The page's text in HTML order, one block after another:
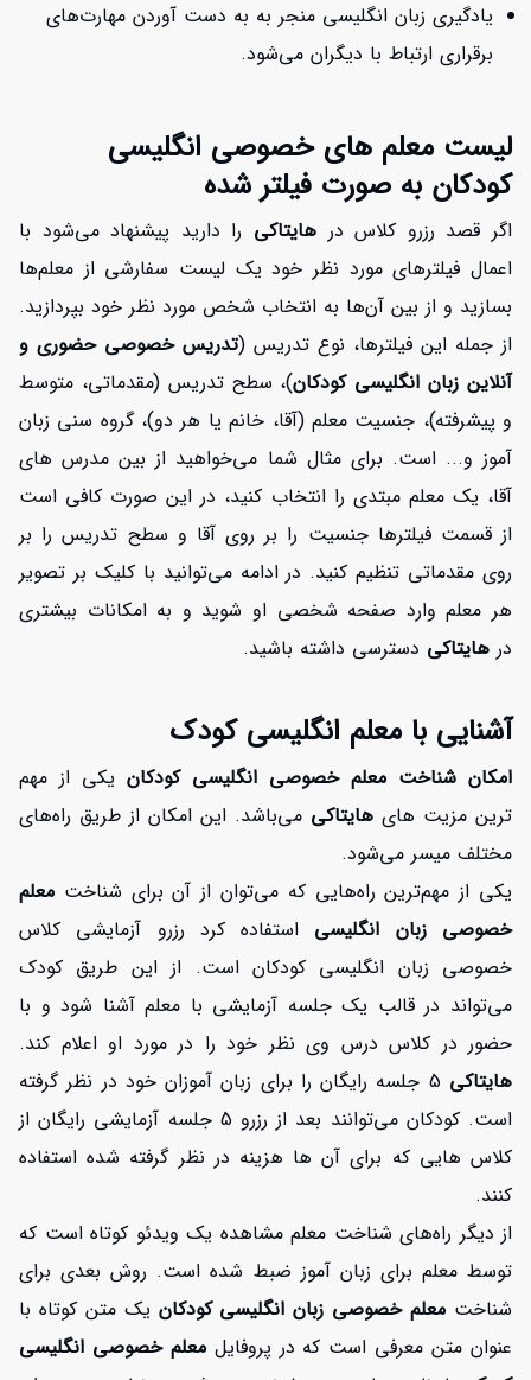
یادگیری زبان انگلیسی منجر به به دست آوردن مهارت‌های
برقراری ارتباط با دیگران می‌شود.
لیست معلم های خصوصی انگلیسی
کودکان به صورت فیلتر شده
اگر قصد رزرو کلاس در هایتاکی را دارید پیشنهاد می‌شود با
اعمال فیلترهای مورد نظر خود یک لیست سفارشی از معلم‌ها
بسازید و از بین آن‌ها به انتخاب شخص مورد نظر خود بپردازید.
از جمله این فیلترها، نوع تدریس (تدریس خصوصی حضوری و
آنلاین زبان انگلیسی کودکان)، سطح تدریس (مقدماتی، متوسط
و پیشرفته)، جنسیت معلم (آقا، خانم یا هر دو)، گروه سنی زبان
آموز و... است. برای مثال شما می‌خواهید از بین مدرس های
آقا، یک معلم مبتدی را انتخاب کنید، در این صورت کافی است
از قسمت فیلترها جنسیت را بر روی آقا و سطح تدریس را بر
روی مقدماتی تنظیم کنید. در ادامه می‌توانید با کلیک بر تصویر
هر معلم وارد صفحه شخصی او شوید و به امکانات بیشتری
در هایتاکی دسترسی داشته باشید.
آشنایی با معلم انگلیسی کودک
امکان شناخت معلم خصوصی انگلیسی کودکان یکی از مهم
ترین مزیت های هایتاکی می‌باشد. این امکان از طریق راه‌های
مختلف میسر می‌شود.
یکی از مهم‌ترین راه‌هایی که می‌توان از آن برای شناخت معلم
خصوصی زبان انگلیسی استفاده کرد رزرو آزمایشی کلاس
خصوصی زبان انگلیسی کودکان است. از این طریق کودک
می‌تواند در قالب یک جلسه آزمایشی با معلم آشنا شود و با
حضور در کلاس درس وی نظر خود را در مورد او اعلام کند.
هایتاکی
5 جلسه رایگان را برای زبان آموزان خود در نظر گرفته
است. کودکان می‌توانند بعد از رزرو 5 جلسه آزمایشی رایگان از
کلاس هایی که برای آن ها هزینه در نظر گرفته شده استفاده
کنند.
از دیگر راه‌های شناخت معلم مشاهده یک ویدئو کوتاه است که
توسط معلم برای زبان آموز ضبط شده است. روش بعدی برای
شناخت معلم خصوصی زبان انگلیسی کودکان یک متن کوتاه با
عنوان متن معرفی است که در پروفایلمعلم خصوصی انگلیسی